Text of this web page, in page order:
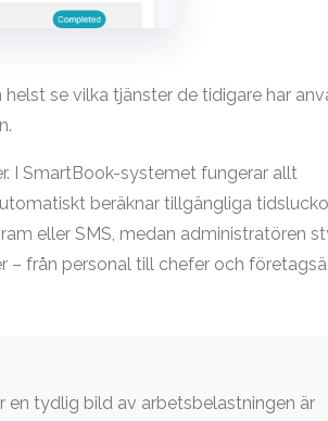
se vilka tjänster de tidigare har
I SmartBook-systemet fungerar allt
beräknar tillgängliga
eller SMS, medan administratören
från personal till chefer och
en tydlig bild av arbetsbelastningen är